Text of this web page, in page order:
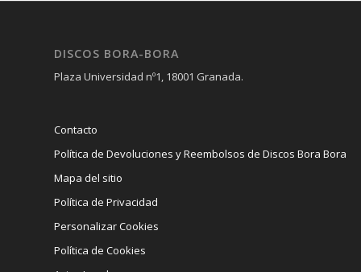
DISCOS BORA-BORA
Plaza Universidad nº1, 18001 Granada.
Contacto
Política de Devoluciones y Reembolsos de Discos Bora Bora
Mapa del sitio
Política de Privacidad
Personalizar Cookies
Política de Cookies